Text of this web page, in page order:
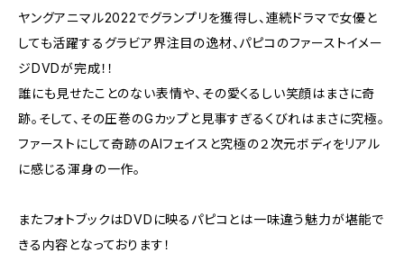
ヤングアニマル2022でグランプリを獲得し、連続ドラマで女優と
しても活躍するグラビア界注目の逸材、パピコのファーストイメー
ジDVDが完成！！
誰にも見せたことのない表情や、その愛くるしい笑顔はまさに奇
跡。そして、その圧巻のGカップと見事すぎるくびれはまさに究極。
ファーストにして奇跡のAIフェイスと究極の２次元ボディをリアル
に感じる渾身の一作。
またフォトブックはDVDに映るパピコとは一味違う魅力が堪能で
きる内容となっております！